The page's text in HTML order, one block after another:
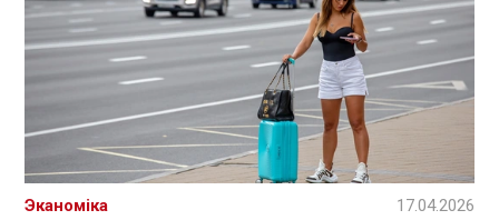
Эканоміка 17.04.2026